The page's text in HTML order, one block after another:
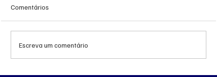
Comentários
Escreva um comentário